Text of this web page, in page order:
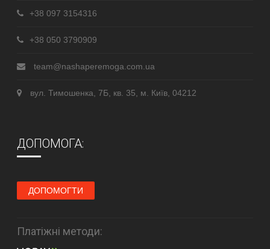
+38 097 3154316
+38 050 3790909
team@nashaperemoga.com.ua
вул. Тимошенка, 7Б, кв. 35, м. Київ, 04212
ДОПОМОГА:
ДОПОМОГТИ
Платіжні методи: